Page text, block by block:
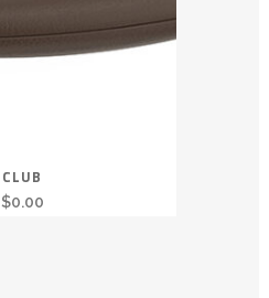
CLUB
$0.00